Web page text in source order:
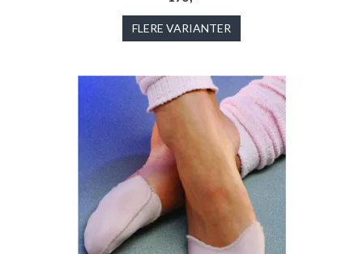
FLERE VARIANTER